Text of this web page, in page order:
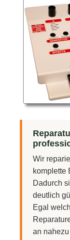
Wir
komplette
Dadurch
deutlich
Egal
an